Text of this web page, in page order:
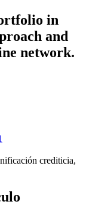
in
and
network.
crediticia,